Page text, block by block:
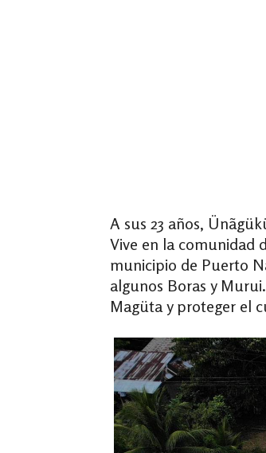
A sus 23 años,
Vive en la comunidad
municipio de Puerto
algunos Boras y
Magüta y proteger el